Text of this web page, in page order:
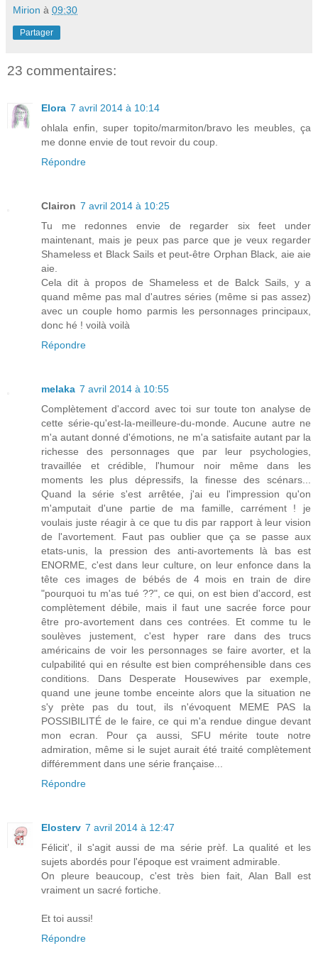
Mirion à 09:30
Partager
23 commentaires:
Elora 7 avril 2014 à 10:14
ohlala enfin, super topito/marmiton/bravo les meubles, ça
me donne envie de tout revoir du coup.
Répondre
Clairon 7 avril 2014 à 10:25
Tu me redonnes envie de regarder six feet under
maintenant, mais je peux pas parce que je veux regarder
Shameless et Black Sails et peut-être Orphan Black, aie aie
aie.
Cela dit à propos de Shameless et de Balck Sails, y a
quand même pas mal d'autres séries (même si pas assez)
avec un couple homo parmis les personnages principaux,
donc hé ! voilà voilà
Répondre
melaka 7 avril 2014 à 10:55
Complètement d'accord avec toi sur toute ton analyse de
cette série-qu'est-la-meilleure-du-monde. Aucune autre ne
m'a autant donné d'émotions, ne m'a satisfaite autant par la
richesse des personnages que par leur psychologies,
travaillée et crédible, l'humour noir même dans les
moments les plus dépressifs, la finesse des scénars...
Quand la série s'est arrêtée, j'ai eu l'impression qu'on
m'amputait d'une partie de ma famille, carrément ! je
voulais juste réagir à ce que tu dis par rapport à leur vision
de l'avortement. Faut pas oublier que ça se passe aux
etats-unis, la pression des anti-avortements là bas est
ENORME, c'est dans leur culture, on leur enfonce dans la
tête ces images de bébés de 4 mois en train de dire
"pourquoi tu m'as tué ??", ce qui, on est bien d'accord, est
complètement débile, mais il faut une sacrée force pour
être pro-avortement dans ces contrées. Et comme tu le
soulèves justement, c'est hyper rare dans des trucs
américains de voir les personnages se faire avorter, et la
culpabilité qui en résulte est bien compréhensible dans ces
conditions. Dans Desperate Housewives par exemple,
quand une jeune tombe enceinte alors que la situation ne
s'y prète pas du tout, ils n'évoquent MEME PAS la
POSSIBILITÉ de le faire, ce qui m'a rendue dingue devant
mon ecran. Pour ça aussi, SFU mérite toute notre
admiration, même si le sujet aurait été traité complètement
différemment dans une série française...
Répondre
Elosterv 7 avril 2014 à 12:47
Félicit', il s'agit aussi de ma série prèf. La qualité et les
sujets abordés pour l'époque est vraiment admirable.
On pleure beaucoup, c'est très bien fait, Alan Ball est
vraiment un sacré fortiche.
Et toi aussi!
Répondre